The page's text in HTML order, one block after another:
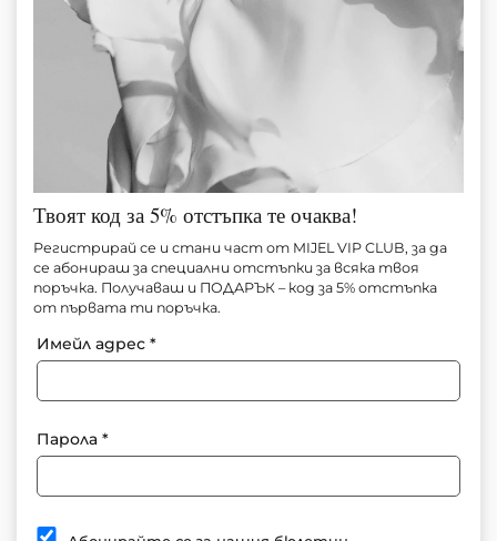
ПОЛА CAMEL WAVES COUTURE
Артикул № M1488
130.00€ (254.26 лв.)
За информация: +359 897 91 55 71
Твоят код за 5% отстъпка те очаква!
Регистрирай се и стани част от MIJEL VIP CLUB, за да
се абонираш за специални отстъпки за всяка твоя
поръчка. Получаваш и ПОДАРЪК – код за 5% отстъпка
от първата ти поръчка.
Имейл адрес*
Парола*